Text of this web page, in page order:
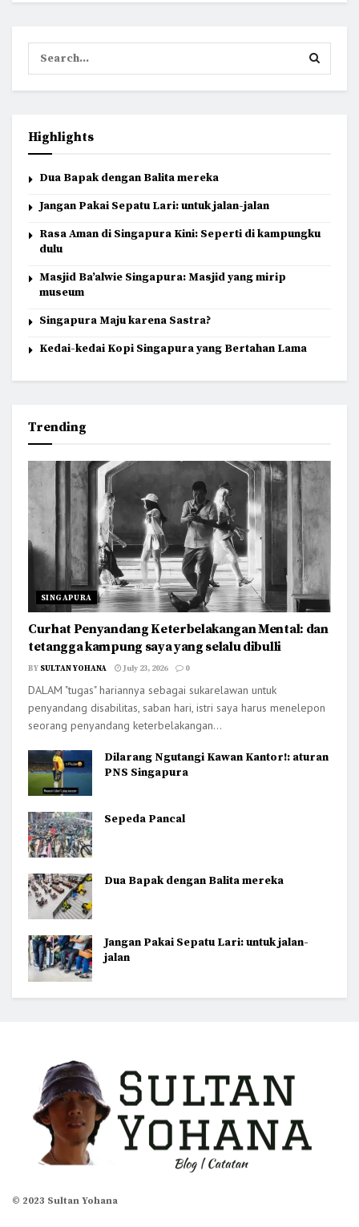
Highlights
Dua Bapak dengan Balita mereka
Jangan Pakai Sepatu Lari: untuk jalan-jalan
Rasa Aman di Singapura Kini: Seperti di kampungku
dulu
Masjid Ba’alwie Singapura: Masjid yang mirip
museum
Singapura Maju karena Sastra?
Kedai-kedai Kopi Singapura yang Bertahan Lama
Trending
SINGAPURA
Curhat Penyandang Keterbelakangan Mental: dan
tetangga kampung saya yang selalu dibulli
BY SULTAN YOHANA July 23, 2026 0
DALAM "tugas" hariannya sebagai sukarelawan untuk
penyandang disabilitas, saban hari, istri saya harus menelepon
seorang penyandang keterbelakangan...
Dilarang Ngutangi Kawan Kantor!: aturan
PNS Singapura
Sepeda Pancal
Dua Bapak dengan Balita mereka
Jangan Pakai Sepatu Lari: untuk jalan-
jalan
© 2023 Sultan Yohana